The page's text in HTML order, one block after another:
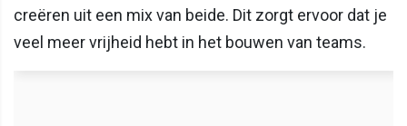
creëren uit een mix van beide. Dit zorgt ervoor dat je
veel meer vrijheid hebt in het bouwen van teams.